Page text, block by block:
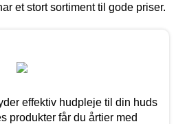
et stort sortiment til gode priser.
effektiv hudpleje til din huds
produkter får du årtier med